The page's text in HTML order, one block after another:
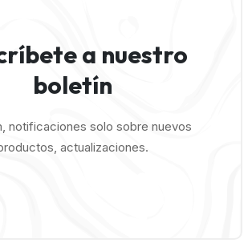
a nuestro
boletín
notificaciones solo sobre nuevos
actualizaciones.